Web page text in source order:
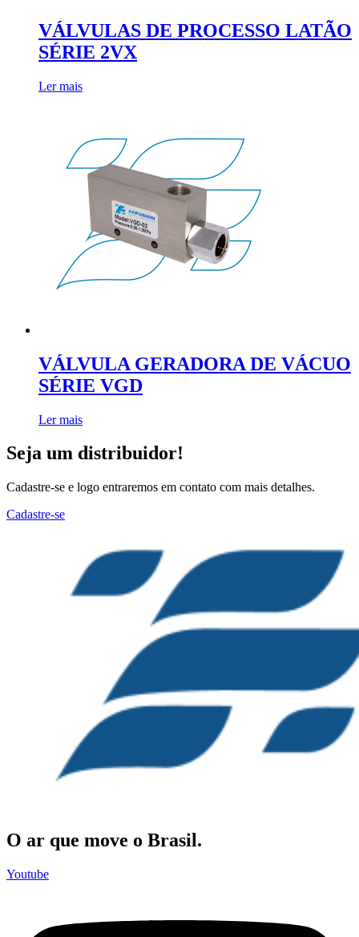
VÁLVULAS DE PROCESSO LATÃO
SÉRIE 2VX
Ler mais
VÁLVULA GERADORA DE VÁCUO
SÉRIE VGD
Ler mais
Seja um distribuidor!
Cadastre-se e logo entraremos em contato com mais detalhes.
Cadastre-se
O ar que move o Brasil.
Youtube